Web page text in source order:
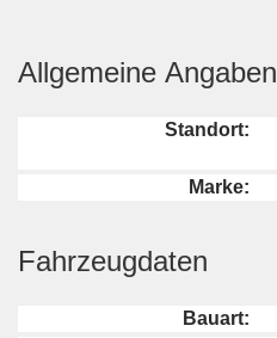
Allgemeine Angaben
Standort:
Marke:
Fahrzeugdaten
Bauart: